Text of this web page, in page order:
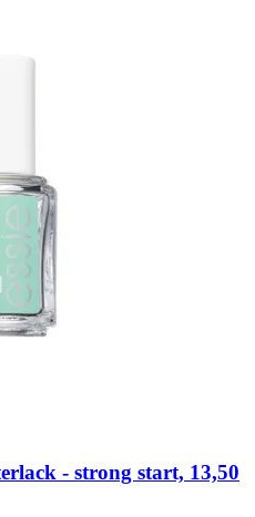
-​ strong start, 13,50